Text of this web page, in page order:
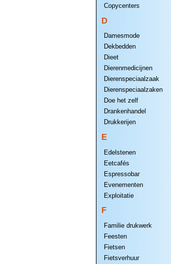
Copycenters
D
Damesmode
Dekbedden
Dieet
Dierenmedicijnen
Dierenspeciaalzaak
Dierenspeciaalzaken
Doe het zelf
Drankenhandel
Drukkerijen
E
Edelstenen
Eetcafés
Espressobar
Evenementen
Exploitatie
F
Familie drukwerk
Feesten
Fietsen
Fietsverhuur